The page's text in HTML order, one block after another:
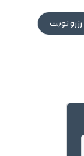
رزرو نوبت